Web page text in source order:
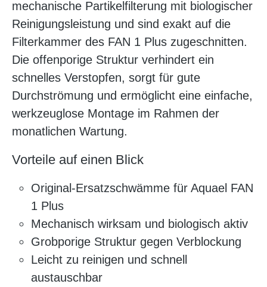
mechanische Partikelfilterung mit biologischer
Reinigungsleistung und sind exakt auf die
Filterkammer des FAN 1 Plus zugeschnitten.
Die offenporige Struktur verhindert ein
schnelles Verstopfen, sorgt für gute
Durchströmung und ermöglicht eine einfache,
werkzeuglose Montage im Rahmen der
monatlichen Wartung.
Vorteile auf einen Blick
Original-Ersatzschwämme für Aquael FAN
1 Plus
Mechanisch wirksam und biologisch aktiv
Grobporige Struktur gegen Verblockung
Leicht zu reinigen und schnell
austauschbar